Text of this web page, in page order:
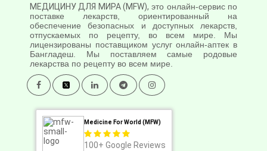
МЕДИЦИНУ ДЛЯ МИРА (MFW), это онлайн-сервис по
поставке лекарств, ориентированный на
обеспечение безопасных и доступных лекарств,
отпускаемых по рецепту, во всем мире. Мы
лицензированы поставщиком услуг онлайн-аптек в
Бангладеш. Мы поставляем самые родовые
лекарства по рецепту во всем мире.
Medicine For World (MFW)
100+ Google Reviews